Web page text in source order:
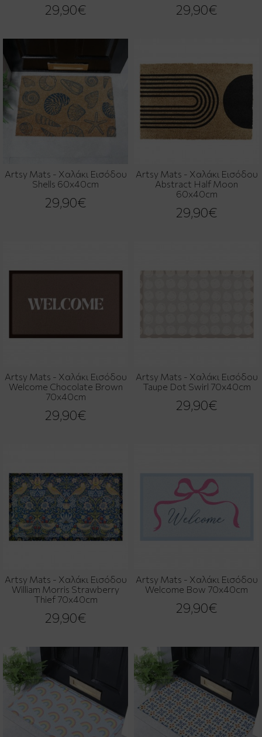
29,90€ 29,90€
Artsy Mats - Χαλάκι Εισόδου
Shells 60x40cm
29,90€
Artsy Mats - Χαλάκι Εισόδου
Abstract Half Moon
60x40cm
29,90€
Artsy Mats - Χαλάκι Εισόδου
Welcome Chocolate Brown
70x40cm
29,90€
Artsy Mats - Χαλάκι Εισόδου
Taupe Dot Swirl 70x40cm
29,90€
Artsy Mats - Χαλάκι Εισόδου
William Morris Strawberry
Thief 70x40cm
29,90€
Artsy Mats - Χαλάκι Εισόδου
Welcome Bow 70x40cm
29,90€